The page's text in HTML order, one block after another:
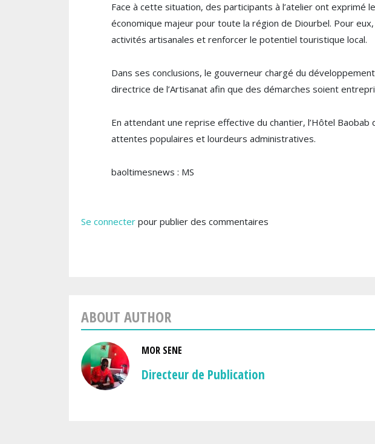
Face à cette situation, des participants à l’atelier ont exprimé
économique majeur pour toute la région de Diourbel. Pour
activités artisanales et renforcer le potentiel touristique local.
Dans ses conclusions, le gouverneur chargé du
directrice de l’Artisanat afin que des démarches soient
En attendant une reprise effective du chantier, l’Hôtel
attentes populaires et lourdeurs administratives.
baoltimesnews : MS
Se connecter pour publier des commentaires
ABOUT AUTHOR
MOR SENE
Directeur de Publication